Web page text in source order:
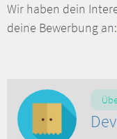
Wir haben dein
deine Bewerbung an: